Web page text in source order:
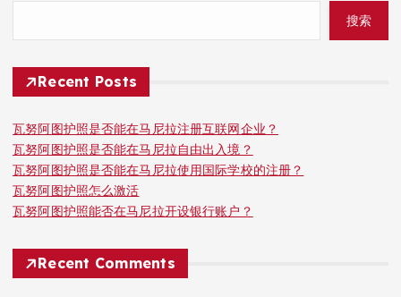
搜索
Recent Posts
瓦努阿图护照是否能在马尼拉注册互联网企业？
瓦努阿图护照是否能在马尼拉自由出入境？
瓦努阿图护照是否能在马尼拉使用国际学校的注册？
瓦努阿图护照怎么激活
瓦努阿图护照能否在马尼拉开设银行账户？
Recent Comments